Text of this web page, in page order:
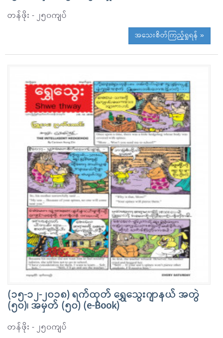
တန်ဖိုး - ၂၅၀ကျပ်
အသေးစိတ်ကြည့်ရှုရန် »
(၁၅-၁၂-၂၀၁၈) ရက်ထုတ် ရွှေသွေးဂျာနယ် အတွဲ
(၅၀)၊ အမှတ် (၅၀) (e-Book)
တန်ဖိုး - ၂၅၀ကျပ်